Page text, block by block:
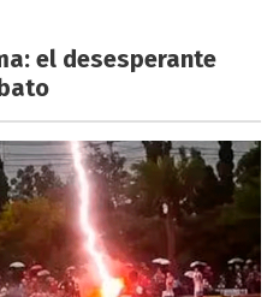
el desesperante